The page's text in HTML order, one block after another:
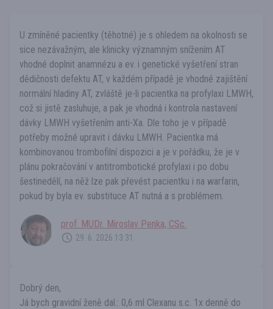
U zmíněné pacientky (těhotné) je s ohledem na okolnosti se
sice nezávažným, ale klinicky významným snížením AT
vhodné doplnit anamnézu a ev. i genetické vyšetření stran
dědičnosti defektu AT, v každém případě je vhodné zajištění
normální hladiny AT, zvláště je-li pacientka na profylaxi LMWH,
což si jistě zasluhuje, a pak je vhodná i kontrola nastavení
dávky LMWH vyšetřením anti-Xa. Dle toho je v případě
potřeby možné upravit i dávku LMWH. Pacientka má
kombinovanou trombofilní dispozici a je v pořádku, že je v
plánu pokračování v antitrombotické profylaxi i po dobu
šestinedělí, na něž lze pak převést pacientku i na warfarin,
pokud by byla ev. substituce AT nutná a s problémem.
prof. MUDr. Miroslav Penka, CSc.
29. 6. 2026 13:31
Dobrý den,
Já bych gravidní ženě dal.: 0,6 ml Clexanu s.c. 1x denně do